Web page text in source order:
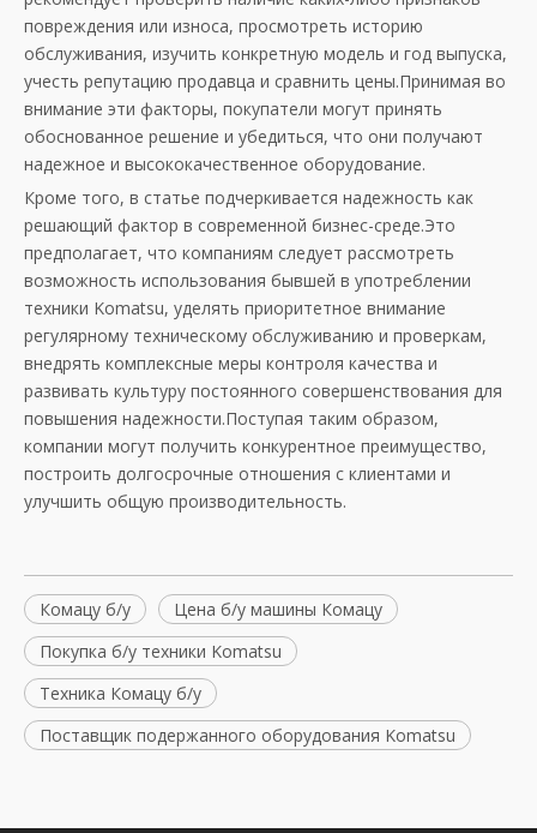
повреждения или износа, просмотреть историю
обслуживания, изучить конкретную модель и год выпуска,
учесть репутацию продавца и сравнить цены.Принимая во
внимание эти факторы, покупатели могут принять
обоснованное решение и убедиться, что они получают
надежное и высококачественное оборудование.
Кроме того, в статье подчеркивается надежность как
решающий фактор в современной бизнес-среде.Это
предполагает, что компаниям следует рассмотреть
возможность использования бывшей в употреблении
техники Komatsu, уделять приоритетное внимание
регулярному техническому обслуживанию и проверкам,
внедрять комплексные меры контроля качества и
развивать культуру постоянного совершенствования для
повышения надежности.Поступая таким образом,
компании могут получить конкурентное преимущество,
построить долгосрочные отношения с клиентами и
улучшить общую производительность.
Комацу б/у
Цена б/у машины Комацу
Покупка б/у техники Komatsu
Техника Комацу б/у
Поставщик подержанного оборудования Komatsu